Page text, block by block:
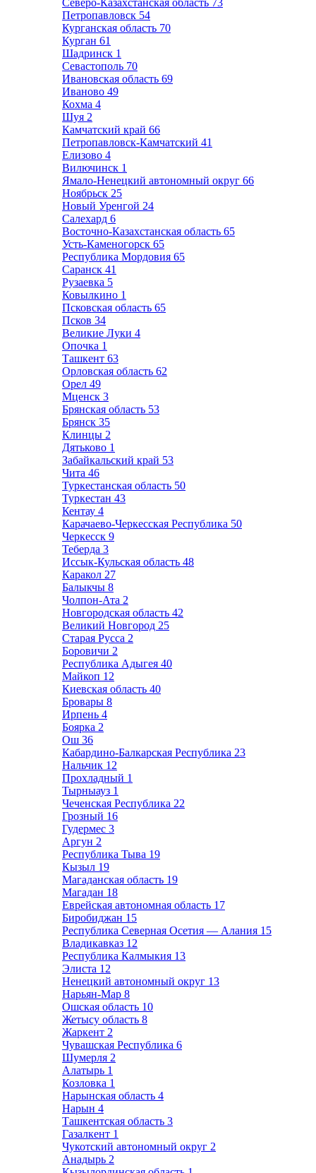
Северо-Казахстанская область 73
Петропавловск 54
Курганская область 70
Курган 61
Шадринск 1
Севастополь 70
Ивановская область 69
Иваново 49
Кохма 4
Шуя 2
Камчатский край 66
Петропавловск-Камчатский 41
Елизово 4
Вилючинск 1
Ямало-Ненецкий автономный округ 66
Ноябрьск 25
Новый Уренгой 24
Салехард 6
Восточно-Казахстанская область 65
Усть-Каменогорск 65
Республика Мордовия 65
Саранск 41
Рузаевка 5
Ковылкино 1
Псковская область 65
Псков 34
Великие Луки 4
Опочка 1
Ташкент 63
Орловская область 62
Орел 49
Мценск 3
Брянская область 53
Брянск 35
Клинцы 2
Дятьково 1
Забайкальский край 53
Чита 46
Туркестанская область 50
Туркестан 43
Кентау 4
Карачаево-Черкесская Республика 50
Черкесск 9
Теберда 3
Иссык-Кульская область 48
Каракол 27
Балыкчы 8
Чолпон-Ата 2
Новгородская область 42
Великий Новгород 25
Старая Русса 2
Боровичи 2
Республика Адыгея 40
Майкоп 12
Киевская область 40
Бровары 8
Ирпень 4
Боярка 2
Ош 36
Кабардино-Балкарская Республика 23
Нальчик 12
Прохладный 1
Тырныауз 1
Чеченская Республика 22
Грозный 16
Гудермес 3
Аргун 2
Республика Тыва 19
Кызыл 19
Магаданская область 19
Магадан 18
Еврейская автономная область 17
Биробиджан 15
Республика Северная Осетия — Алания 15
Владикавказ 12
Республика Калмыкия 13
Элиста 12
Ненецкий автономный округ 13
Нарьян-Мар 8
Ошская область 10
Жетысу область 8
Жаркент 2
Чувашская Республика 6
Шумерля 2
Алатырь 1
Козловка 1
Нарынская область 4
Нарын 4
Ташкентская область 3
Газалкент 1
Чукотский автономный округ 2
Анадырь 2